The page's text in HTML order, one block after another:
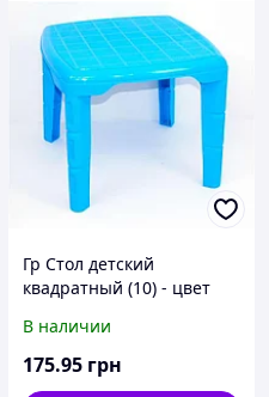
Гр Стол детский
квадратный (10) - цвет
В наличии
175.95 грн